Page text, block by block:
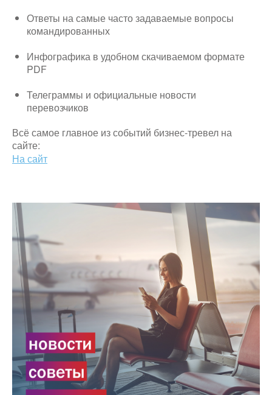
Ответы на самые часто задаваемые вопросы
командированных
Инфографика в удобном скачиваемом формате
PDF
Телеграммы и официальные новости
перевозчиков
Всё самое главное из событий бизнес-тревел на
сайте:
На сайт